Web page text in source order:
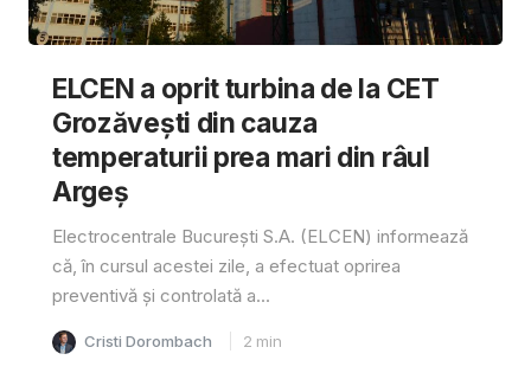
ELCEN a oprit turbina de la CET
Grozăvești din cauza
temperaturii prea mari din râul
Argeș
Electrocentrale București S.A. (ELCEN) informează
că, în cursul acestei zile, a efectuat oprirea
preventivă și controlată a...
Cristi Dorombach 2 min